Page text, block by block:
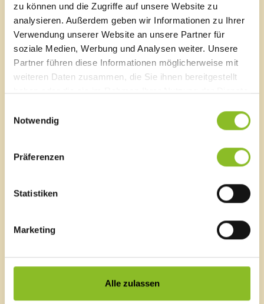
zu können und die Zugriffe auf unsere Website zu
analysieren. Außerdem geben wir Informationen zu Ihrer
Verwendung unserer Website an unsere Partner für
soziale Medien, Werbung und Analysen weiter. Unsere
Partner führen diese Informationen möglicherweise mit
weiteren Daten zusammen, die Sie ihnen bereitgestellt
haben oder die sie im Rahmen Ihrer Nutzung der Dienste
Notwendig
Präferenzen
Statistiken
Marketing
Alle zulassen
Marktgemeinde Frastanz
Sägenplatz 1
A-6820 Frastanz, Österreich
Lageplan
F 0043 5522 51534-6
Schnellzugriff
Ortsplan
Mediathek